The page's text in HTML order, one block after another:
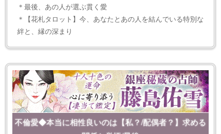
＊最後、あの人が選ぶ貫く愛
＊【花札タロット】今、あなたとあの人を結んでいる特別な
絆と、縁の深まり
不倫愛◆本当に相性良いのは【私？/配偶者？】求める